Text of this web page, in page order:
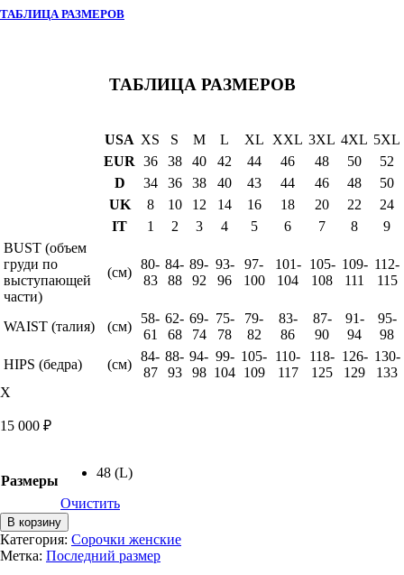
ТАБЛИЦА РАЗМЕРОВ
ТАБЛИЦА РАЗМЕРОВ
USA XS S M L XL XXL 3XL 4XL 5XL
EUR 36 38 40 42 44 46 48 50
52
D
34 36 38 40 43 44 46 48
50
UK
8 10 12 14 16 18 20 22
24
IT
1 2 3 4 5 6 7 8
9
BUST (объем
груди по
выступающей
части)
(см)
80-
83
84-
88
89-
92
93-
96
97-
100
101-
104
105-
108
109-
111
112-
115
WAIST (талия) (см)
58-
61
62-
68
69-
74
75-
78
79-
82
83-
86
87-
90
91-
94
95-
98
HIPS (бедра)
(см)
84-
87
88-
93
94-
98
99-
104
105-
109
110-
117
118-
125
126-
129
130-
133
X
15 000 ₽
Размеры
48 (L)
Очистить
Количество
товара
Сорочка
В корзину
Категория: Сорочки женские
Метка: Последний размер